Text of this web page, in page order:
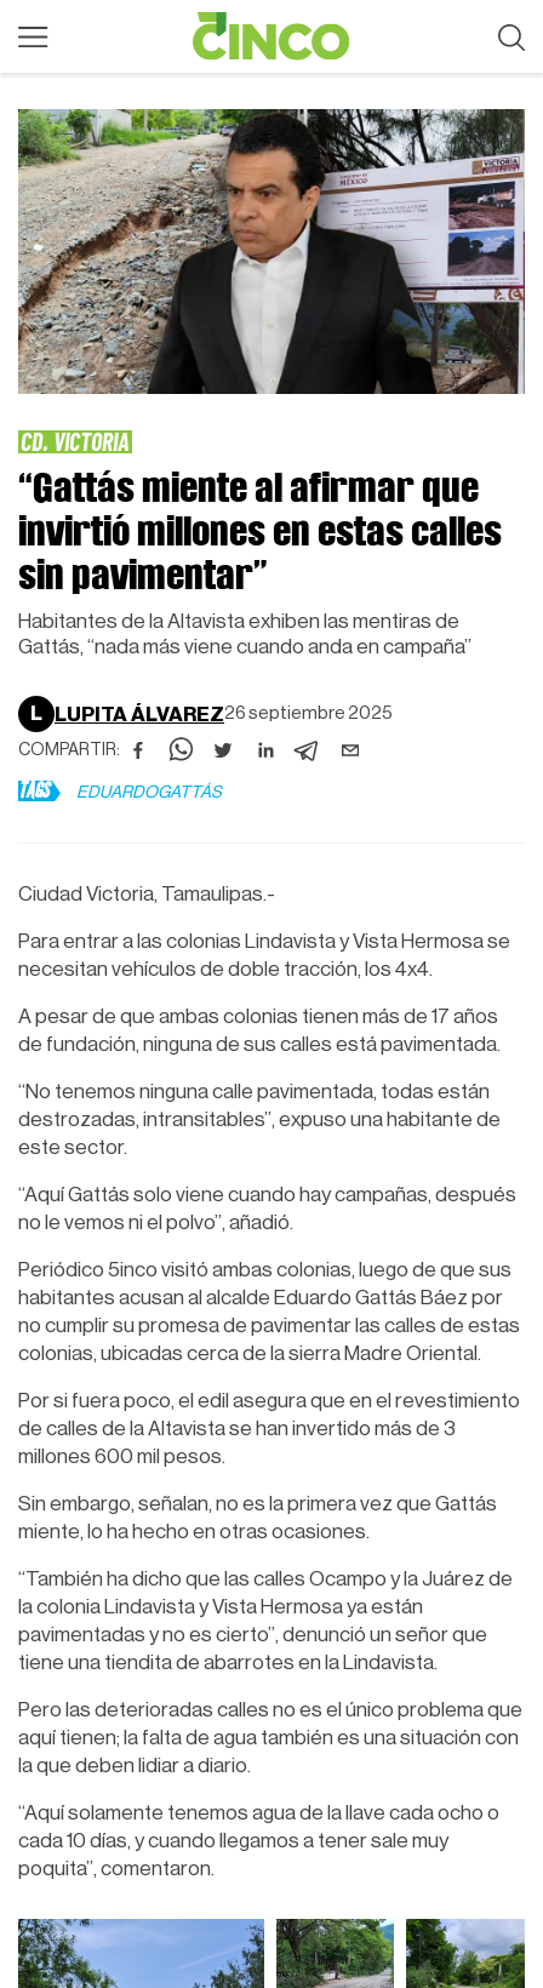
CD. VICTORIA
“Gattás miente al afirmar que
invirtió millones en estas calles
sin pavimentar”
Habitantes de la Altavista exhiben las mentiras de
Gattás, “nada más viene cuando anda en campaña”
L LUPITA ÁLVAREZ26 septiembre 2025
COMPARTIR:
TAGS EDUARDOGATTÁS
Ciudad Victoria, Tamaulipas.-
Para entrar a las colonias Lindavista y Vista Hermosa se
necesitan vehículos de doble tracción, los 4x4.
A pesar de que ambas colonias tienen más de 17 años
de fundación, ninguna de sus calles está pavimentada.
“No tenemos ninguna calle pavimentada, todas están
destrozadas, intransitables”, expuso una habitante de
este sector.
“Aquí Gattás solo viene cuando hay campañas, después
no le vemos ni el polvo”, añadió.
Periódico 5inco visitó ambas colonias, luego de que sus
habitantes acusan al alcalde Eduardo Gattás Báez por
no cumplir su promesa de pavimentar las calles de estas
colonias, ubicadas cerca de la sierra Madre Oriental.
Por si fuera poco, el edil asegura que en el revestimiento
de calles de la Altavista se han invertido más de 3
millones 600 mil pesos.
Sin embargo, señalan, no es la primera vez que Gattás
miente, lo ha hecho en otras ocasiones.
“También ha dicho que las calles Ocampo y la Juárez de
la colonia Lindavista y Vista Hermosa ya están
pavimentadas y no es cierto”, denunció un señor que
tiene una tiendita de abarrotes en la Lindavista.
Pero las deterioradas calles no es el único problema que
aquí tienen; la falta de agua también es una situación con
la que deben lidiar a diario.
“Aquí solamente tenemos agua de la llave cada ocho o
cada 10 días, y cuando llegamos a tener sale muy
poquita”, comentaron.